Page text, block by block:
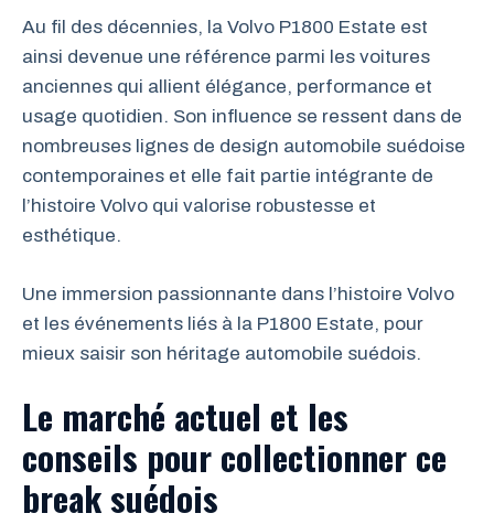
Au fil des décennies, la Volvo P1800 Estate est
ainsi devenue une référence parmi les voitures
anciennes qui allient élégance, performance et
usage quotidien. Son influence se ressent dans de
nombreuses lignes de design automobile suédoise
contemporaines et elle fait partie intégrante de
l’histoire Volvo qui valorise robustesse et
esthétique.
Une immersion passionnante dans l’histoire Volvo
et les événements liés à la P1800 Estate, pour
mieux saisir son héritage automobile suédois.
Le marché actuel et les
conseils pour collectionner ce
break suédois